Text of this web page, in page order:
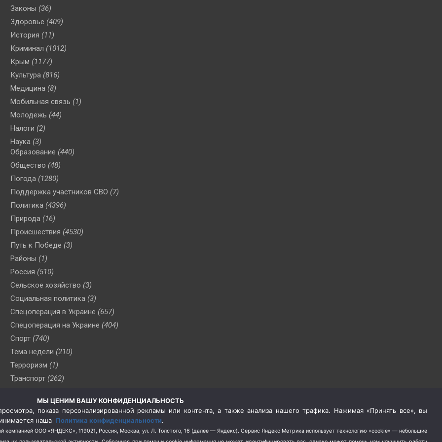
Законы (36)
Здоровье (409)
История (11)
Криминал (1012)
Крым (1177)
Культура (816)
Медицина (8)
Мобильная связь (1)
Молодежь (44)
Налоги (2)
Наука (3)
Образование (440)
Общество (48)
Погода (1280)
Поддержка участников СВО (7)
Политика (4396)
Природа (16)
Происшествия (4530)
Путь к Победе (3)
Районы (1)
Россия (510)
Сельское хозяйство (3)
Социальная политика (3)
Спецоперация в Украине (657)
Спецоперация на Украине (404)
Спорт (740)
Тема недели (210)
Терроризм (1)
Транспорт (262)
(76)
Цены (2)
Школа и спорт (2)
МЫ ЦЕНИМ ВАШУ КОНФИДЕНЦИАЛЬНОСТЬ
показа персонализированной рекламы или контента, а также анализа нашего трафика. Нажимая «Принять все», вы
наша Политика конфиденциальности.
компанией ООО «ЯНДЕКС», 119021, Россия, Москва, ул. Л. Толстого, 16 (далее — Яндекс). Сервис Яндекс Метрика использует технологию «cookie» — небольшие